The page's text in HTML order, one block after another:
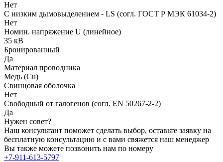
Нет
С низким дымовыделением - LS (согл. ГОСТ Р МЭК 61034-2)
Нет
Номин. напряжение U (линейное)
35 кВ
Бронированный
Да
Материал проводника
Медь (Cu)
Свинцовая оболочка
Нет
Свободный от галогенов (согл. EN 50267-2-2)
Да
Нужен совет?
Наш консультант поможет сделать выбор, оставьте заявку на
бесплатную консультацию и с вами свяжется наш менеджер
Вы также можете позвонить нам по номеру
+7-911-613-5797